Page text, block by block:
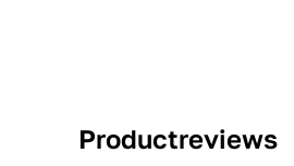
Productreviews